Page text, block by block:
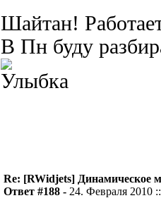
Шайтан!
В Пн буду
Re: [RWidjets] Динамическое
Ответ #188 - 24. Февраля 2010